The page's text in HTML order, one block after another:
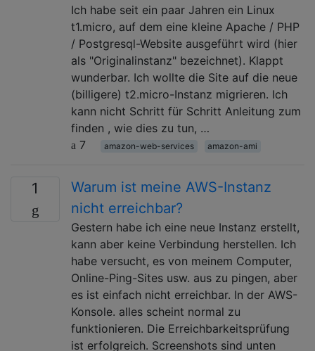
Ich habe seit ein paar Jahren ein Linux
t1.micro, auf dem eine kleine Apache / PHP
/ Postgresql-Website ausgeführt wird (hier
als "Originalinstanz" bezeichnet). Klappt
wunderbar. Ich wollte die Site auf die neue
(billigere) t2.micro-Instanz migrieren. Ich
kann nicht Schritt für Schritt Anleitung zum
finden , wie dies zu tun, …
7
amazon-web-services amazon-ami
1
Warum ist meine AWS-Instanz
nicht erreichbar?
Gestern habe ich eine neue Instanz erstellt,
kann aber keine Verbindung herstellen. Ich
habe versucht, es von meinem Computer,
Online-Ping-Sites usw. aus zu pingen, aber
es ist einfach nicht erreichbar. In der AWS-
Konsole. alles scheint normal zu
funktionieren. Die Erreichbarkeitsprüfung
ist erfolgreich. Screenshots sind unten